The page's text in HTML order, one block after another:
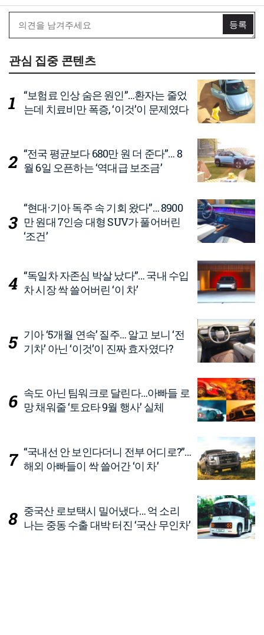
관심 집중 콘텐츠
“보험료 인상 숨은 원인”…환자는 줄었
는데 치료비만 폭증, ‘이것’이 문제였다
“전국 평균보다 680만 원 더 준다”… 8
월 6일 오픈하는 ‘역대급 보조금’
“현대·기아 독주 속 기회 왔다”… 8900
만 원대 7인승 대형 SUV가 풀어버린
‘조건’
“독일차 자존심 박살 났다”… 국내 수입
차 시장 싹 쓸어버린 ‘이 차’
기아 ‘5개월 연속’ 질주… 알고 보니 ‘전
기차’ 아닌 ‘이것’이 진짜 효자였다?
속도 아닌 팀워크로 달린다…아빠들 로
망 채워줄 ‘토요타 9월 행사’ 실체
“국내선 안 보인다더니 전부 어디로?”…
해외 아빠들이 싹 쓸어간 ‘이 차’
중국산 로보택시 밀어냈다… 억 소리
나는 중동 수출 대박 터진 ‘국산 무인차’